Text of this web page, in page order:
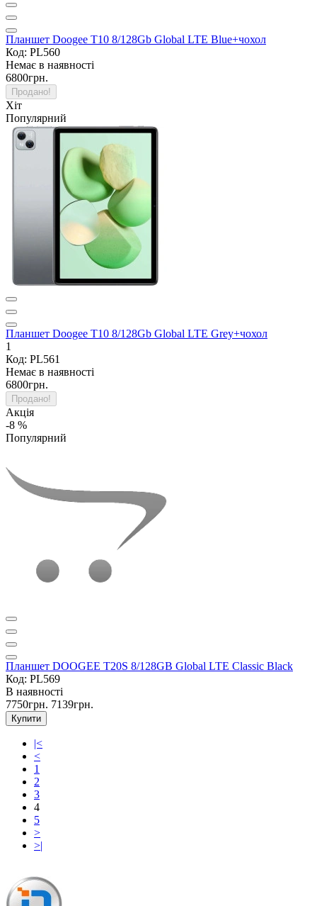
Планшет Doogee T10 8/128Gb Global LTE Blue+чохол
Код: PL560
Немає в наявності
6800грн.
Продано!
Хіт
Популярний
Планшет Doogee T10 8/128Gb Global LTE Grey+чохол
1
Код: PL561
Немає в наявності
6800грн.
Продано!
Акція
-8 %
Популярний
Планшет DOOGEE T20S 8/128GB Global LTE Classic Black
Код: PL569
В наявності
7750грн. 7139грн.
Купити
|<
<
1
2
3
4
5
>
>|